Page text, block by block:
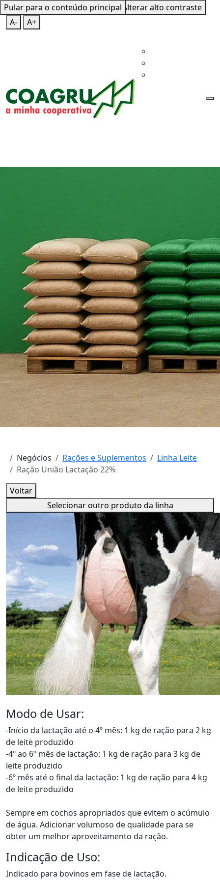
Pular para o conteúdo principal
Mapa do SiteTeclas de Atalho
Alterar alto contraste
A-
A+
Negócios Rações e Suplementos
Linha Leite
Ração União Lactação 22%
Voltar
Selecionar outro produto da linha
Modo de Usar:
-Início da lactação até o 4º mês: 1 kg de ração para 2 kg
de leite produzido
-4º ao 6º mês de lactação: 1 kg de ração para 3 kg de
leite produzido
-6º mês até o final da lactação: 1 kg de ração para 4 kg
de leite produzido
Sempre em cochos apropriados que evitem o acúmulo
de água. Adicionar volumoso de qualidade para se
obter um melhor aproveitamento da ração.
Indicação de Uso:
Indicado para bovinos em fase de lactação.